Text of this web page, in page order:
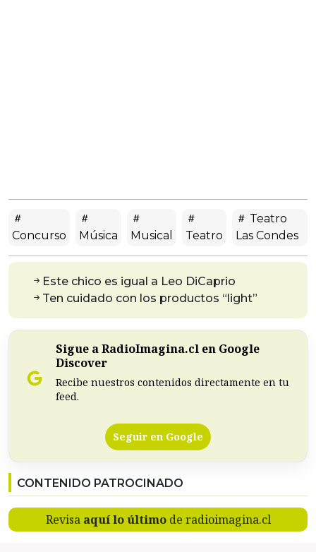
Concurso Música Musical Teatro
Teatro
Las Condes
Este chico es igual a Leo DiCaprio
Ten cuidado con los productos “light”
Sigue a RadioImagina.cl en Google
Discover
Recibe nuestros contenidos directamente en tu
feed.
Seguir en Google
CONTENIDO PATROCINADO
Revisa aquí lo últimode radioimagina.cl